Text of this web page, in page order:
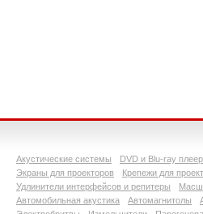
Акустические системы
DVD и Blu-ray
Экраны для проекторов
Крепежи для
Удлинители интерфейсов и репитеры
Автомобильная акустика
Автомагнитолы